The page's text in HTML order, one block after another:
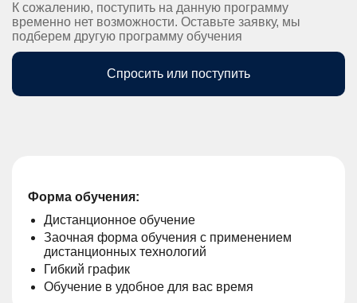
К сожалению, поступить на данную программу
временно нет возможности. Оставьте заявку, мы
подберем другую программу обучения
Спросить или поступить
Форма обучения:
Дистанционное обучение
Заочная форма обучения с применением
дистанционных технологий
Гибкий график
Обучение в удобное для вас время